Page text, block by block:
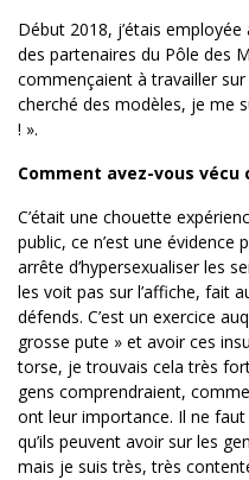
Début 2018, j’étais
des partenaires du Pôle des
commençaient à travailler
cherché des modèles, je me
! ».
Comment avez-vous vécu
C’était une chouette
public, ce n’est une évidence
arrête d’hypersexualiser les
les voit pas sur l’affiche, fait
défends. C’est un exercice
grosse pute » et avoir ces
torse, je trouvais cela très
gens comprendraient,
ont leur importance. Il ne faut
qu’ils peuvent avoir sur les
mais je suis très, très